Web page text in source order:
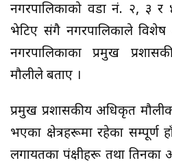
नगरपालिकाको वडा नं. २, ३
भेटिए संगै नगरपालिकाले
नगरपालिकाका प्रमुख
मौलीले बताए ।
प्रमुख प्रशासकीय अधिकृत
भएका क्षेत्रहरूमा रहेका सम्पूर्ण
लगायतका पंक्षीहरू तथा तिनका